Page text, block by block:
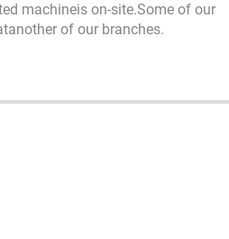
machineis on-site.Some of our
of our branches.